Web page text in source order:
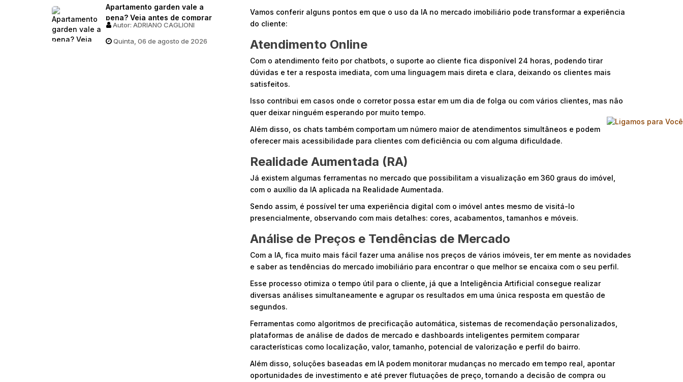
Apartamento garden vale a
pena? Veja antes de comprar
Autor: ADRIANO CAGLIONI
Quinta, 06 de agosto de 2026
Vamos conferir alguns pontos em que o uso da IA no mercado imobiliário pode transformar a experiência
do cliente:
Atendimento Online
Com o atendimento feito por chatbots, o suporte ao cliente fica disponível 24 horas, podendo tirar
dúvidas e ter a resposta imediata, com uma linguagem mais direta e clara, deixando os clientes mais
satisfeitos.
Isso contribui em casos onde o corretor possa estar em um dia de folga ou com vários clientes, mas não
quer deixar ninguém esperando por muito tempo.
Além disso, os chats também comportam um número maior de atendimentos simultâneos e podem
oferecer mais acessibilidade para clientes com deficiência ou com alguma dificuldade.
Realidade Aumentada (RA)
Já existem algumas ferramentas no mercado que possibilitam a visualização em 360 graus do imóvel,
com o auxílio da IA aplicada na Realidade Aumentada.
Sendo assim, é possível ter uma experiência digital com o imóvel antes mesmo de visitá-lo
presencialmente, observando com mais detalhes: cores, acabamentos, tamanhos e móveis.
Análise de Preços e Tendências de Mercado
Com a IA, fica muito mais fácil fazer uma análise nos preços de vários imóveis, ter em mente as novidades
e saber as tendências do mercado imobiliário para encontrar o que melhor se encaixa com o seu perfil.
Esse processo otimiza o tempo útil para o cliente, já que a Inteligência Artificial consegue realizar
diversas análises simultaneamente e agrupar os resultados em uma única resposta em questão de
segundos.
Ferramentas como algoritmos de precificação automática, sistemas de recomendação personalizados,
plataformas de análise de dados de mercado e dashboards inteligentes permitem comparar
características como localização, valor, tamanho, potencial de valorização e perfil do bairro.
Além disso, soluções baseadas em IA podem monitorar mudanças no mercado em tempo real, apontar
oportunidades de investimento e até prever flutuações de preço, tornando a decisão de compra ou